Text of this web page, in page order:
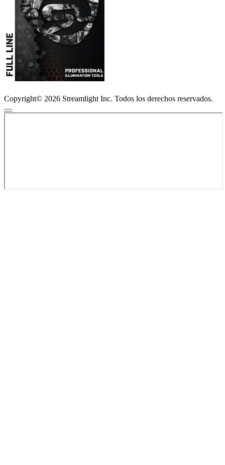
Copyright© 2026 Streamlight Inc. Todos los derechos reservados.